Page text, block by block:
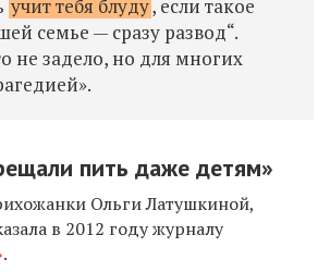
учит тебя блуду, если такое
семье — сразу развод“.
не задело, но для многих
пить даже детям»
Ольги Латушкиной,
в 2012 году журналу
.